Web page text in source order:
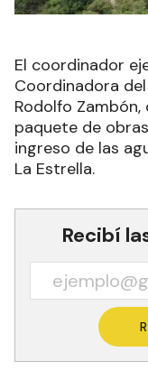
El coordinador
Coordinadora
Rodolfo
paquete de
ingreso de las
La Estrella.
Recibí